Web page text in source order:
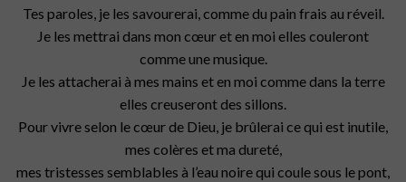
Tes paroles, je les savourerai,comme du pain frais au réveil.
Je les mettrai dans mon cœuret en moi elles couleront
comme une musique.
Je les attacherai à mes mains et en moi comme dans la terre
elles creuseront des sillons.
Pour vivre selon le cœur de Dieu, je brûlerai ce qui est inutile,
mes colères et ma dureté,
mes tristesses semblables à l’eau noirequi coule sous le pont,